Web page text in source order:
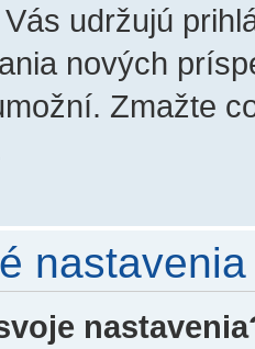
udržujú
nových
Zmažte
nastavenia